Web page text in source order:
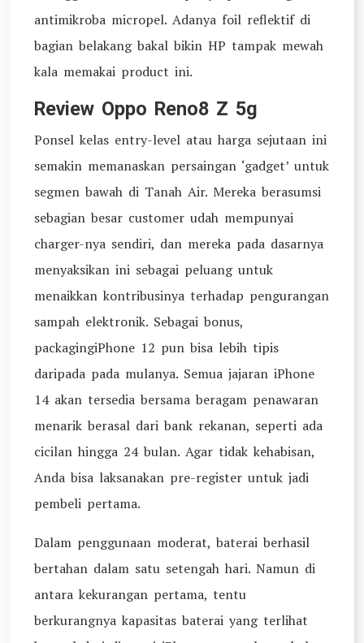
antimikroba micropel. Adanya foil reflektif di
bagian belakang bakal bikin HP tampak mewah
kala memakai product ini.
Review Oppo Reno8 Z 5g
Ponsel kelas entry-level atau harga sejutaan ini
semakin memanaskan persaingan ‘gadget’ untuk
segmen bawah di Tanah Air. Mereka berasumsi
sebagian besar customer udah mempunyai
charger-nya sendiri, dan mereka pada dasarnya
menyaksikan ini sebagai peluang untuk
menaikkan kontribusinya terhadap pengurangan
sampah elektronik. Sebagai bonus,
packagingiPhone 12 pun bisa lebih tipis
daripada pada mulanya. Semua jajaran iPhone
14 akan tersedia bersama beragam penawaran
menarik berasal dari bank rekanan, seperti ada
cicilan hingga 24 bulan. Agar tidak kehabisan,
Anda bisa laksanakan pre-register untuk jadi
pembeli pertama.
Dalam penggunaan moderat, baterai berhasil
bertahan dalam satu setengah hari. Namun di
antara kekurangan pertama, tentu
berkurangnya kapasitas baterai yang terlihat